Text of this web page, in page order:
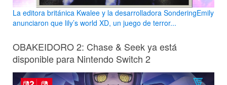
La editora británica Kwalee y la desarrolladora SonderingEmily
anunciaron que lily’s world XD, un juego de terror...
OBAKEIDORO 2: Chase & Seek ya está
disponible para Nintendo Switch 2